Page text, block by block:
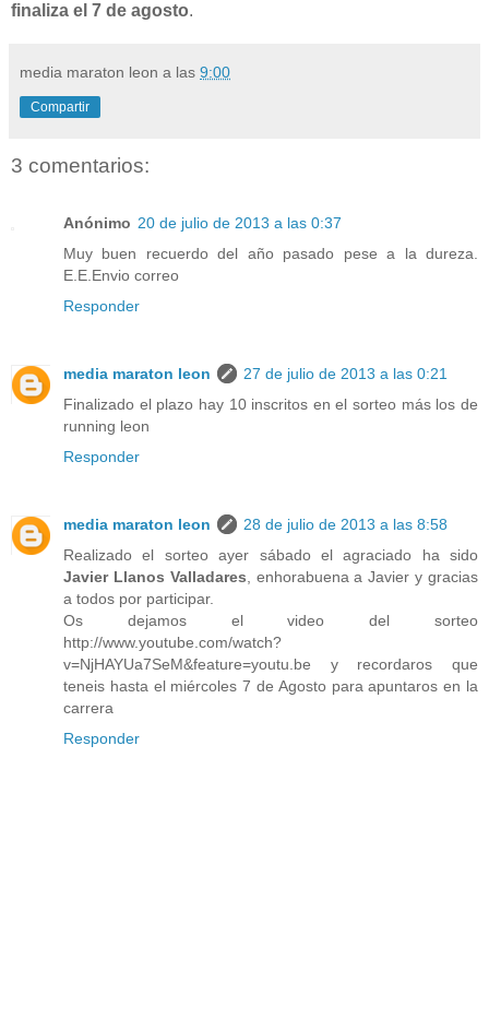
finaliza el 7 de agosto.
media maraton leon a las 9:00
Compartir
3 comentarios:
Anónimo 20 de julio de 2013 a las 0:37
Muy buen recuerdo del año pasado pese a la dureza.
E.E.Envio correo
Responder
media maraton leon
27 de julio de 2013 a las 0:21
Finalizado el plazo hay 10 inscritos en el sorteo más los de
running leon
Responder
media maraton leon
28 de julio de 2013 a las 8:58
Realizado el sorteo ayer sábado el agraciado ha sido
Javier Llanos Valladares , enhorabuena a Javier y gracias
a todos por participar.
Os dejamos el video del sorteo
http://www.youtube.com/watch?
v=NjHAYUa7SeM&feature=youtu.be y recordaros que
teneis hasta el miércoles 7 de Agosto para apuntaros en la
carrera
Responder